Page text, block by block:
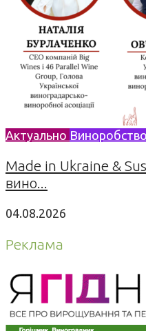
Актуально Виноробство
Made in Ukraine &
вино...
04.08.2026
Реклама